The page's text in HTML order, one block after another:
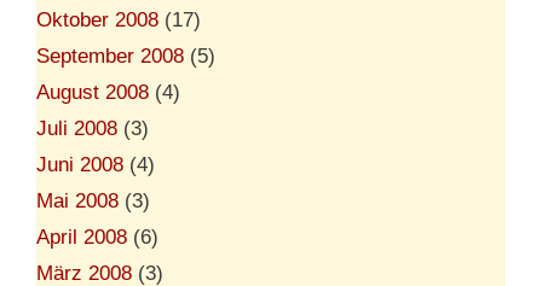
Oktober 2008 (17)
September 2008 (5)
August 2008 (4)
Juli 2008 (3)
Juni 2008 (4)
Mai 2008 (3)
April 2008 (6)
März 2008 (3)